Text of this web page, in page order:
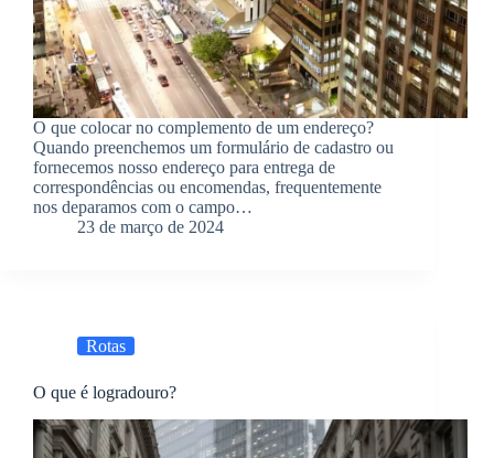
O que colocar no complemento de um endereço?
Quando preenchemos um formulário de cadastro ou
fornecemos nosso endereço para entrega de
correspondências ou encomendas, frequentemente
nos deparamos com o campo…
23 de março de 2024
Rotas
O que é logradouro?